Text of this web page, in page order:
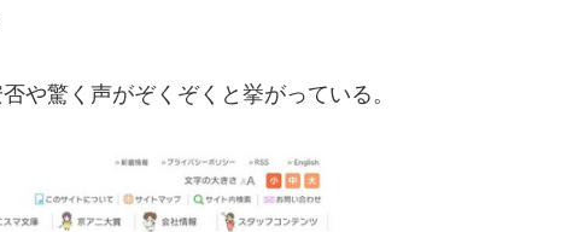
や驚く声がぞくぞくと挙がっている。